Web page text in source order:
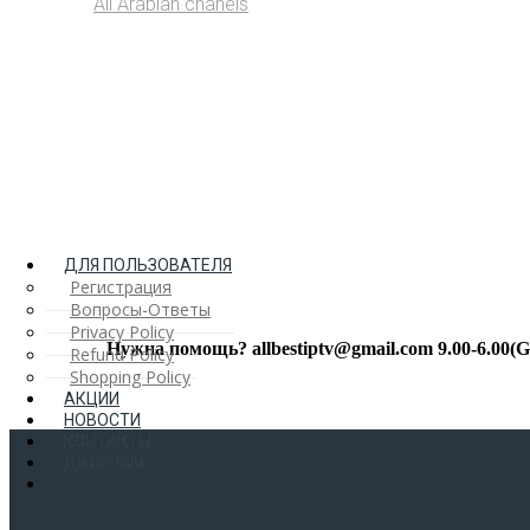
ДЛЯ ПОЛЬЗОВАТЕЛЯ
Регистрация
Вопросы-Ответы
Privacy Policy
Refund Policy
Shopping Policy
АКЦИИ
НОВОСТИ
Нужна помощь? allbestiptv@gmail.com 9.00-